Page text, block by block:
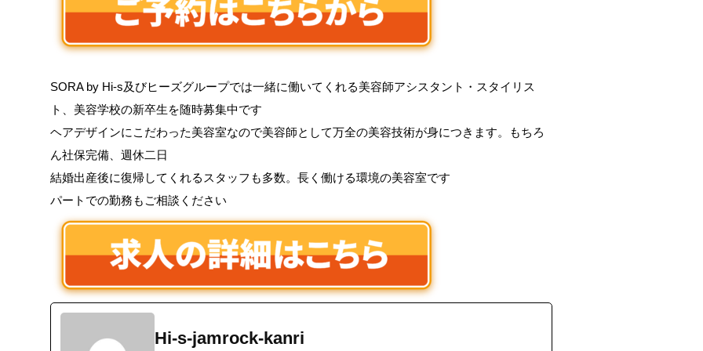
SORA by Hi-s及びヒーズグループでは一緒に働いてくれる美容師アシスタント・スタイリス
ト、美容学校の新卒生を随時募集中です
ヘアデザインにこだわった美容室なので美容師として万全の美容技術が身につきます。もちろ
ん社保完備、週休二日
結婚出産後に復帰してくれるスタッフも多数。長く働ける環境の美容室です
パートでの勤務もご相談ください
Hi-s-jamrock-kanri